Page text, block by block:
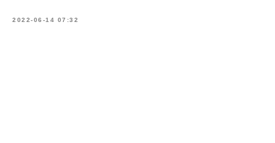
2022-06-14 07:32